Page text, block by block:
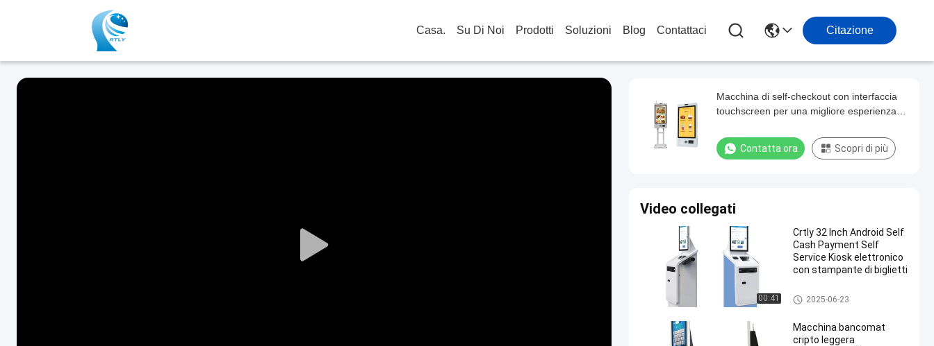
Casa. Su Di Noi Prodotti Soluzioni Blog Contattaci Citazione
Play
Macchina di self-checkout con interfaccia
touchscreen per una migliore esperienza
Contatta ora Scopri di più
Video collegati
00:41
Crtly 32 Inch Android Self
Cash Payment Self
Service Kiosk elettronico
con stampante di biglietti
Chiosco self-service
2025-06-23
Macchina bancomat
cripto leggera